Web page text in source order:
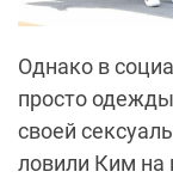
Однако в
просто
своей
ловили Ким на